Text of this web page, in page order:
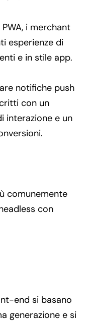
i merchant
esperienze di
e in stile app.
notifiche push
con un
interazione e un
comunemente
con
end si basano
generazione e si